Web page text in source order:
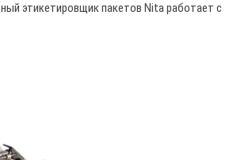
этикетировщик пакетов Nita работает с